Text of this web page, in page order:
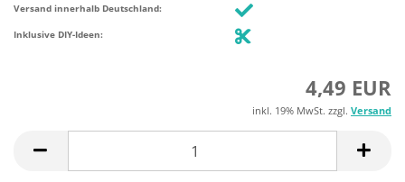
Versand innerhalb Deutschland:
Inklusive DIY-Ideen:
4,49 EUR
inkl. 19% MwSt. zzgl. Versand